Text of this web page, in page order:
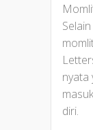
nyata
diri.